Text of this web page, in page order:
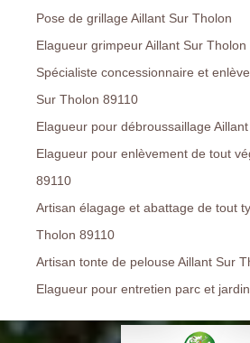
Pose de grillage Aillant Sur Tholon
Elagueur grimpeur Aillant Sur Tholon
Spécialiste concessionnaire et
Sur Tholon 89110
Elagueur pour débroussaillage
Elagueur pour enlèvement de tout
89110
Artisan élagage et abattage de tout
Tholon 89110
Artisan tonte de pelouse Aillant Sur
Elagueur pour entretien parc et